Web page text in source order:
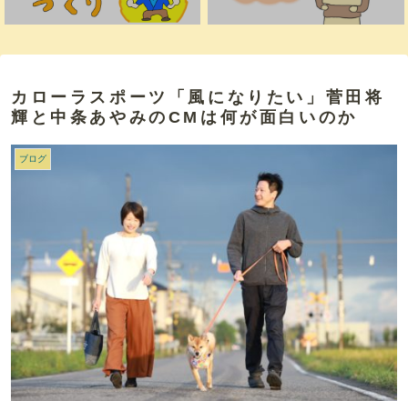
カローラスポーツ「風になりたい」菅田将
輝と中条あやみのCMは何が面白いのか
ブログ